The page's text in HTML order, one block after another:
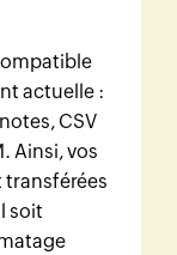
actuelle :
CSV
Ainsi, vos
soit